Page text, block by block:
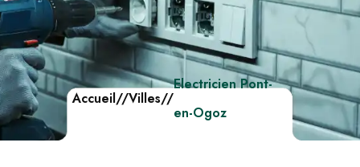
Accueil//Villes//
Electricien Pont-
en-Ogoz